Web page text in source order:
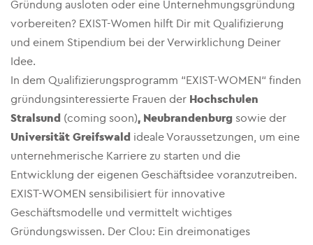
Gründung ausloten oder eine Unternehmungsgründung
vorbereiten? EXIST-Women hilft Dir mit Qualifizierung
und einem Stipendium bei der Verwirklichung Deiner
Idee.
In dem Qualifizierungsprogramm “EXIST-WOMEN“ finden
gründungsinteressierte Frauen der Hochschulen
Stralsund (coming soon), Neubrandenburg sowie der
Universität Greifswald ideale Voraussetzungen, um eine
unternehmerische Karriere zu starten und die
Entwicklung der eigenen Geschäftsidee voranzutreiben.
EXIST-WOMEN sensibilisiert für innovative
Geschäftsmodelle und vermittelt wichtiges
Gründungswissen. Der Clou: Ein dreimonatiges